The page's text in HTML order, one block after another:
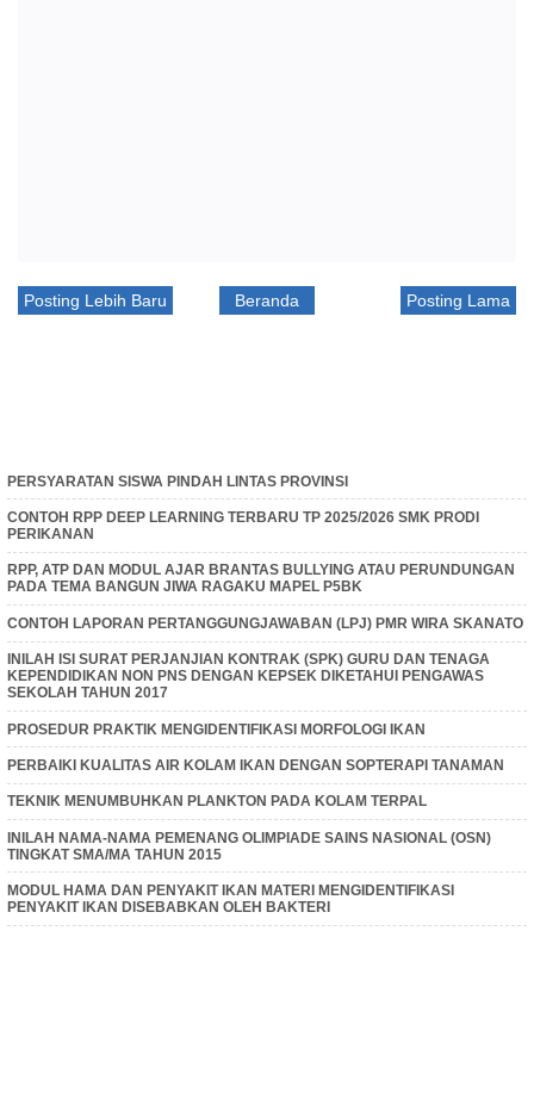
Posting Lebih Baru Posting Lama
Beranda
PERSYARATAN SISWA PINDAH LINTAS PROVINSI
CONTOH RPP DEEP LEARNING TERBARU TP 2025/2026 SMK PRODI
PERIKANAN
RPP, ATP DAN MODUL AJAR BRANTAS BULLYING ATAU PERUNDUNGAN
PADA TEMA BANGUN JIWA RAGAKU MAPEL P5BK
CONTOH LAPORAN PERTANGGUNGJAWABAN (LPJ) PMR WIRA SKANATO
INILAH ISI SURAT PERJANJIAN KONTRAK (SPK) GURU DAN TENAGA
KEPENDIDIKAN NON PNS DENGAN KEPSEK DIKETAHUI PENGAWAS
SEKOLAH TAHUN 2017
PROSEDUR PRAKTIK MENGIDENTIFIKASI MORFOLOGI IKAN
PERBAIKI KUALITAS AIR KOLAM IKAN DENGAN SOPTERAPI TANAMAN
TEKNIK MENUMBUHKAN PLANKTON PADA KOLAM TERPAL
INILAH NAMA-NAMA PEMENANG OLIMPIADE SAINS NASIONAL (OSN)
TINGKAT SMA/MA TAHUN 2015
MODUL HAMA DAN PENYAKIT IKAN MATERI MENGIDENTIFIKASI
PENYAKIT IKAN DISEBABKAN OLEH BAKTERI